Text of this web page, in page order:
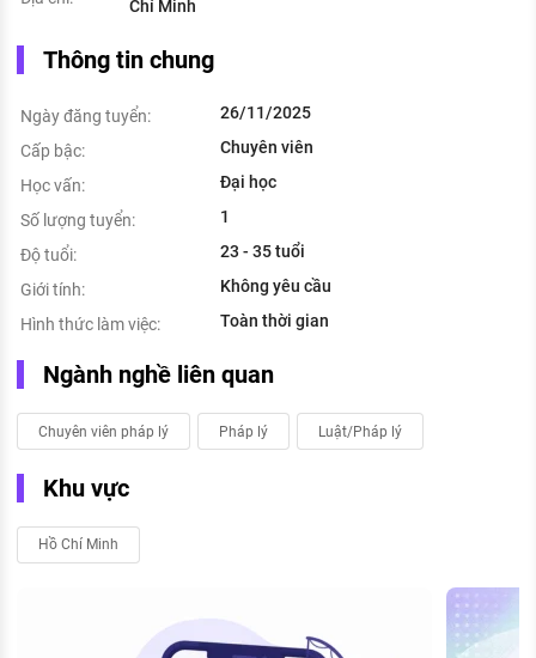
Chí Minh
Thông tin chung
Ngày đăng tuyển:
26/11/2025
Cấp bậc:
Chuyên viên
Học vấn:
Đại học
Số lượng tuyển:
1
Độ tuổi:
23 - 35 tuổi
Giới tính:
Không yêu cầu
Hình thức làm việc:
Toàn thời gian
Ngành nghề liên quan
Chuyên viên pháp lý Pháp lý Luật/Pháp lý
Khu vực
Hồ Chí Minh